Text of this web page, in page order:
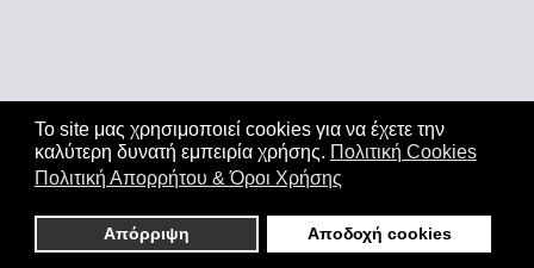
Το site μας χρησιμοποιεί cookies για να έχετε την
καλύτερη δυνατή εμπειρία χρήσης. Πολιτική Cookies
Πολιτική Απορρήτου & Όροι Χρήσης
Απόρριψη Αποδοχή cookies